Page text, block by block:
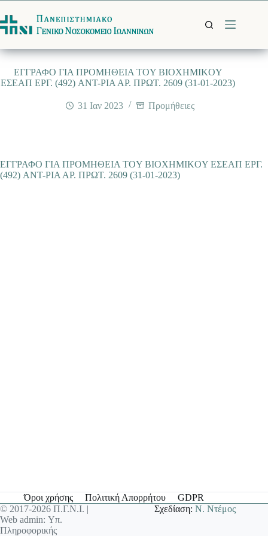
στο
περιεχόμενο
EΓΓΡΑΦΟ ΓΙΑ ΠΡΟΜΗΘΕΙΑ ΤΟY BIOXHMIKOY
ΕΣΕΑΠ ΕΡΓ. (492) ANT-ΡΙΑ ΑΡ. ΠΡΩΤ. 2609 (31-01-2023)
31 Ιαν 2023 Προμήθειες
EΓΓΡΑΦΟ ΓΙΑ ΠΡΟΜΗΘΕΙΑ ΤΟY BIOXHMIKOY ΕΣΕΑΠ ΕΡΓ.
(492) ANT-ΡΙΑ ΑΡ. ΠΡΩΤ. 2609 (31-01-2023)
Όροι χρήσης Πολιτική Απορρήτου
GDPR
© 2017-2026 Π.Γ.Ν.Ι. |
Web admin: Υπ.
Πληροφορικής
Σχεδίαση:Ν. Ντέμος